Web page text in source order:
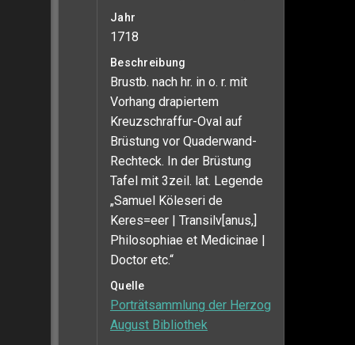
Jahr
1718
Beschreibung
Brustb. nach hr. in o. r. mit
Vorhang drapiertem
Kreuzschraffur-Oval auf
Brüstung vor Quaderwand-
Rechteck. In der Brüstung
Tafel mit 3zeil. lat. Legende
„Samuel Köleseri de
Keres=eer | Transilv[anus,]
Philosophiae et Medicinae |
Doctor etc.“
Quelle
Porträtsammlung der Herzog
August Bibliothek